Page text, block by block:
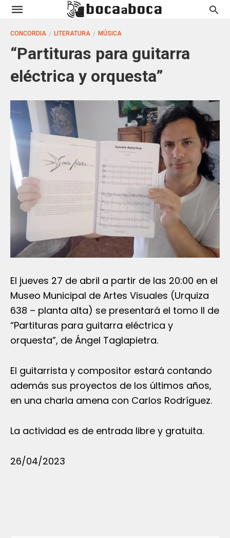
CONCORDIA LITERATURA MÚSICA
“Partituras para guitarra
eléctrica y orquesta”
El jueves 27 de abril a partir de las 20:00 en el
Museo Municipal de Artes Visuales (Urquiza
638 – planta alta) se presentará el tomo II de
“Partituras para guitarra eléctrica y
orquesta”, de Ángel Taglapietra.
El guitarrista y compositor estará contando
además sus proyectos de los últimos años,
en una charla amena con Carlos Rodríguez.
La actividad es de entrada libre y gratuita.
26/04/2023